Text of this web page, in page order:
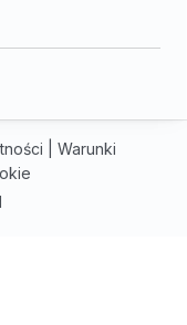
Warunki